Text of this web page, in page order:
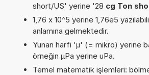
short/US' yerine '28 cg Ton
1,76 x 10^5 yerine 1,76e5
anlamına gelmektedir.
Yunan harfi 'µ' (= mikro) yerine
örneğin µPa yerine uPa.
Temel matematik işlemleri: